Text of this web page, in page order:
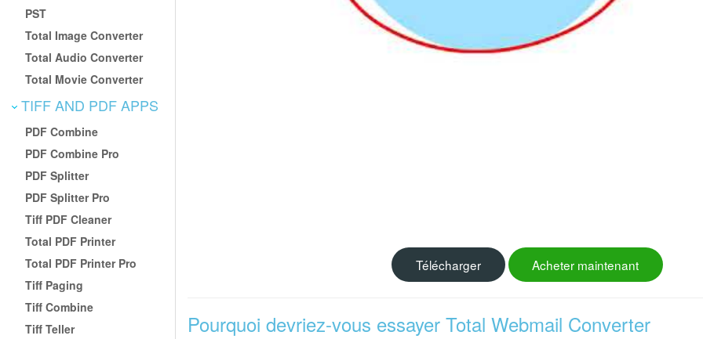
PST
Total Image Converter
Total Audio Converter
Total Movie Converter
TIFF AND PDF APPS
PDF Combine
PDF Combine Pro
PDF Splitter
PDF Splitter Pro
Tiff PDF Cleaner
Total PDF Printer
Total PDF Printer Pro
Tiff Paging
Tiff Combine
Tiff Teller
Télécharger Acheter maintenant
Pourquoi devriez-vous essayer Total Webmail Converter